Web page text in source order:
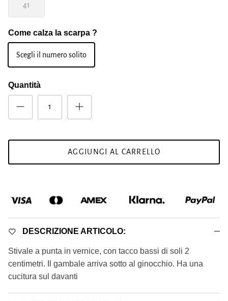
41
Come calza la scarpa ?
Scegli il numero solito
Quantità
AGGIUNGI AL CARRELLO
DESCRIZIONE ARTICOLO:
Stivale a punta in vernice, con tacco bassi di soli 2
centimetri. Il gambale arriva sotto al ginocchio. Ha una
cucitura sul davanti